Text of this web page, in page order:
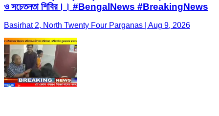
ও সচেতনতা শিবির।। #BengalNews #BreakingNews
Basirhat 2, North Twenty Four Parganas | Aug 9, 2026